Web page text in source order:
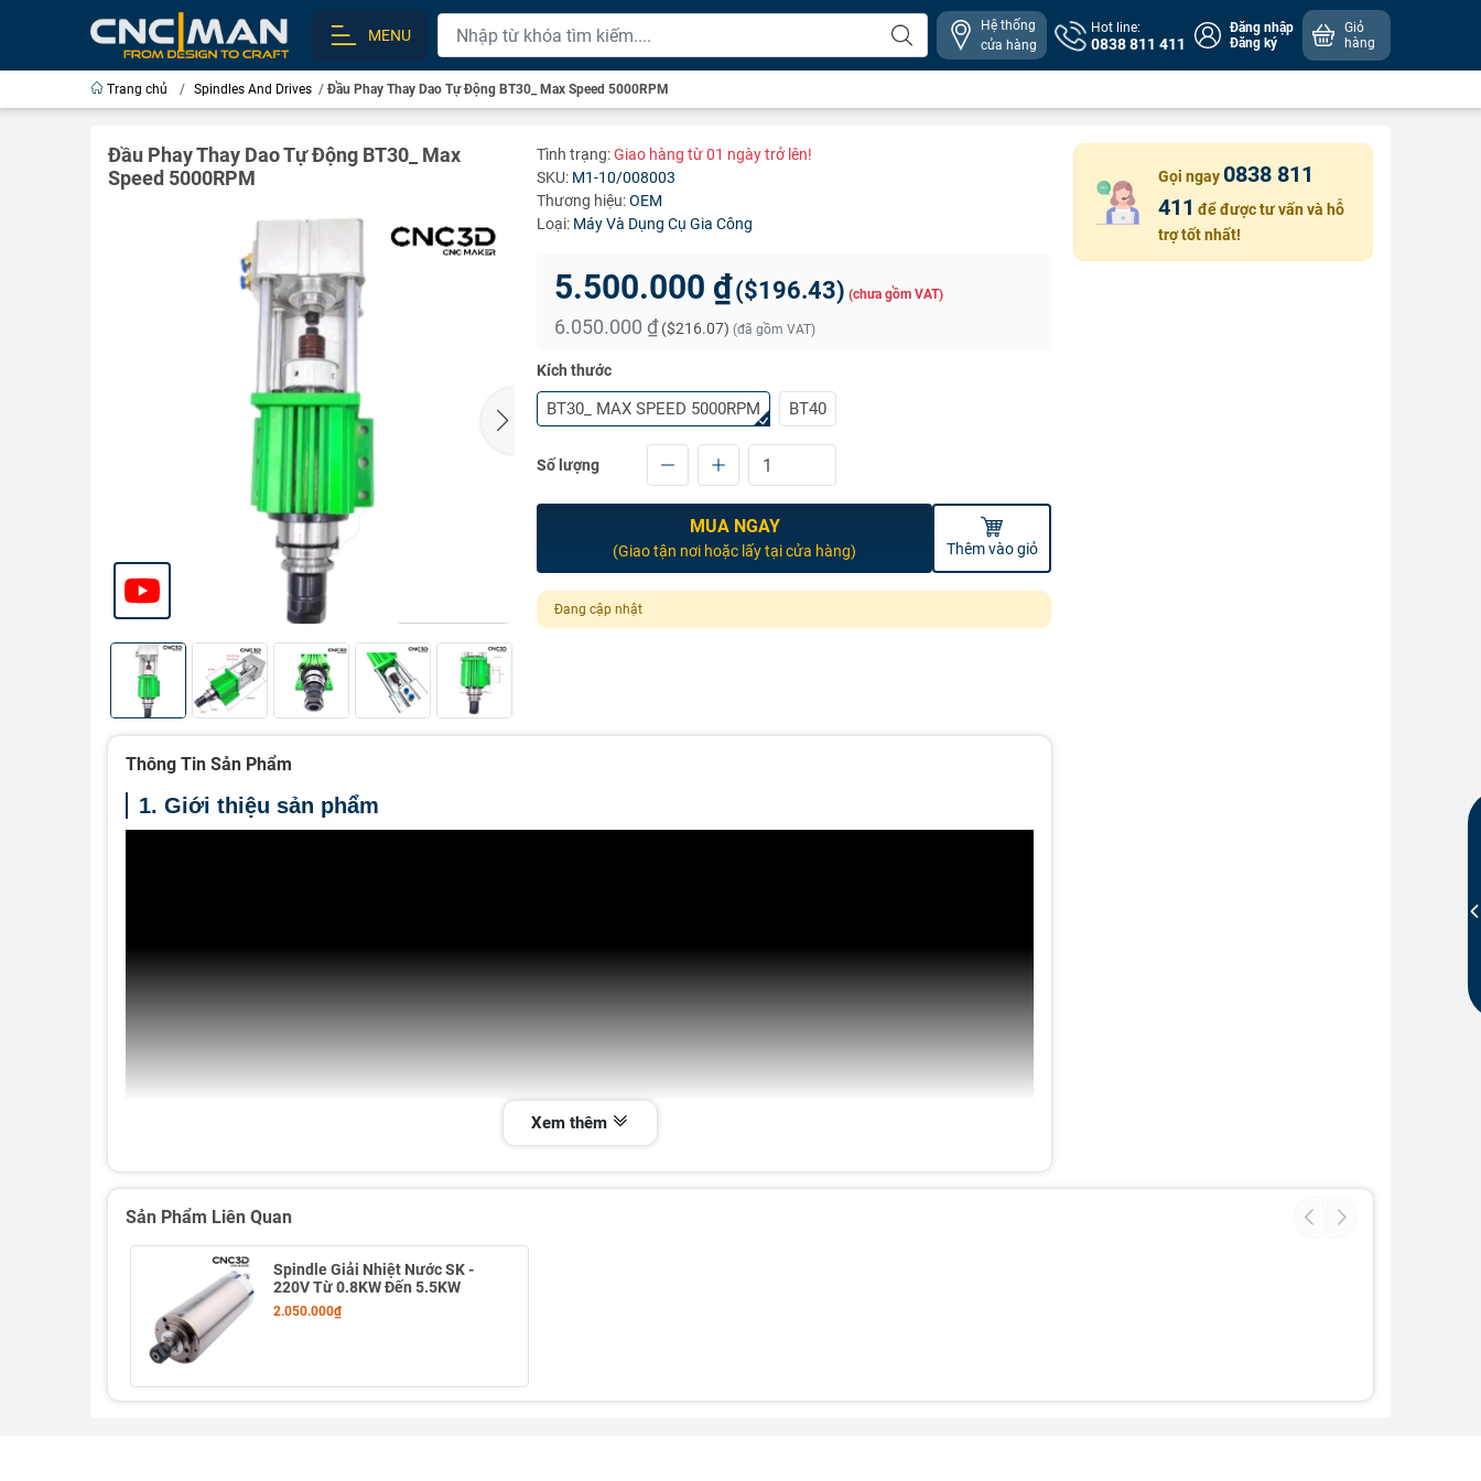
MENU
Hệ thống
cửa hàng
Hot line:
0838 811 411
Đăng nhập
Đăng ký
Giỏ
hàng
Trang chủ / Spindles And Drives / Đầu Phay Thay Dao Tự Động BT30_ Max Speed 5000RPM
Đầu Phay Thay Dao Tự Động BT30_ Max
Speed 5000RPM
Tình trạng:Giao hàng từ 01 ngày trở lên!
SKU: M1-10/008003
Thương hiệu:OEM
Loại: Máy Và Dụng Cụ Gia Công
5.500.000 ₫($196.43) (chưa gồm VAT)
6.050.000 ₫ ($216.07) (đã gồm VAT)
Kích thước
BT30_ MAX SPEED 5000RPM BT40
Số lượng
MUA NGAY
(Giao tận nơi hoặc lấy tại cửa hàng) Thêm vào giỏ
Đang cập nhật
Gọi ngay 0838 811
411 để được tư vấn và hỗ
trợ tốt nhất!
Thông Tin Sản Phẩm
1. Giới thiệu sản phẩm
Đầu phay thay dao tự động
cơ khí sử dụng rất phổ biến. Nhờ kết cấu chắc chắn, độ cứng vững tốt và khả năng thay dao bằng xy-lanh khí, sản phẩm mang lại
Xem thêm
Sản Phẩm Liên Quan
Spindle Giải Nhiệt Nước SK -
220V Từ 0.8KW Đến 5.5KW
2.050.000₫